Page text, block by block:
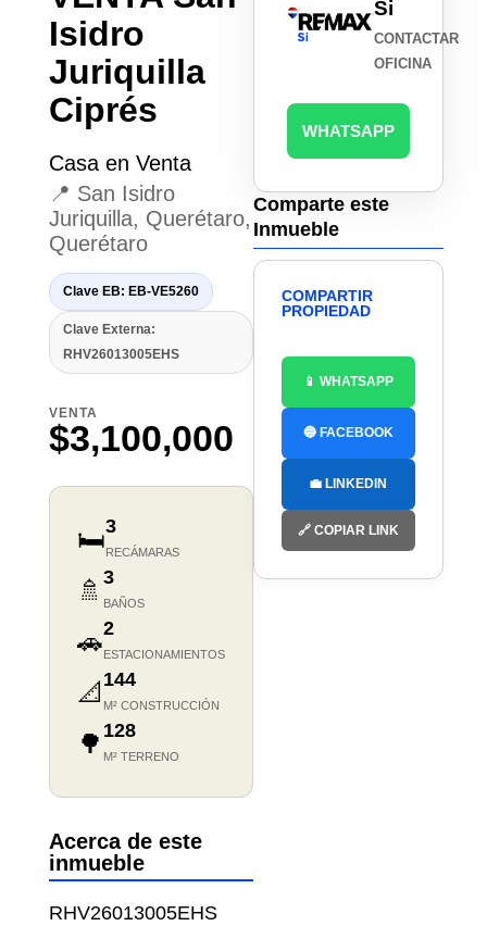
Isidro
Juriquilla
Ciprés
Casa en Venta
📍 San Isidro
Juriquilla, Querétaro,
Querétaro
Clave EB: EB-VE5260
Clave Externa:
RHV26013005EHS
VENTA
$3,100,000
🛏️3
RECÁMARAS
🚿 3
BAÑOS
🚗2
ESTACIONAMIENTOS
📐 144
M² CONSTRUCCIÓN
🌳 128
M² TERRENO
Acerca de este
inmueble
RHV26013005EHS
Si
CONTACTAR
OFICINA
WHATSAPP
Comparte este
Inmueble
COMPARTIR
PROPIEDAD
📱 WHATSAPP
🔵 FACEBOOK
💼 LINKEDIN
🔗 COPIAR LINK